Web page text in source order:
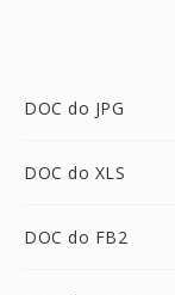
DOC do JPG
DOC do XLS
DOC do FB2